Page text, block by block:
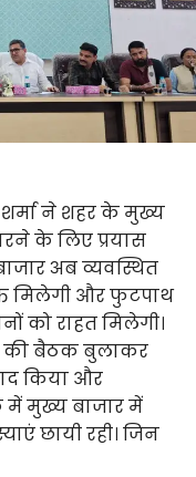
ने शहर के मुख्य
के लिए प्रयास
अब व्यवस्थित
मिलेगी और फुटपाथ
को राहत मिलेगी।
की बैठक बुलाकर
किया और
में मुख्य बाजार में
छायी रही। जिन